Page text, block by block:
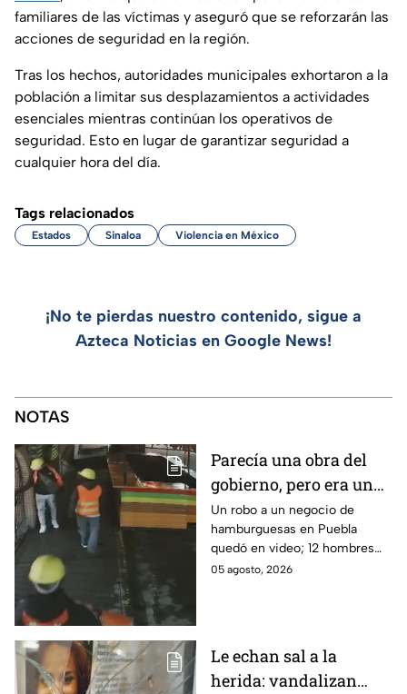
familiares de las víctimas y aseguró que se reforzarán las
acciones de seguridad en la región.
Tras los hechos, autoridades municipales exhortaron a la
población a limitar sus desplazamientos a actividades
esenciales mientras continúan los operativos de
seguridad. Esto en lugar de garantizar seguridad a
cualquier hora del día.
Tags relacionados
Estados Sinaloa Violencia en México
¡No te pierdas nuestro contenido, sigue a
Azteca Noticias en Google News!
NOTAS
Parecía una obra del
gobierno, pero era un
robo planeado: Así
saquearon negocio de
hamburguesas en
Puebla
Un robo a un negocio de
hamburguesas en Puebla
quedó en video; 12 hombres
habrían fingido ser
05 agosto, 2026
Le echan sal a la
herida: vandalizan